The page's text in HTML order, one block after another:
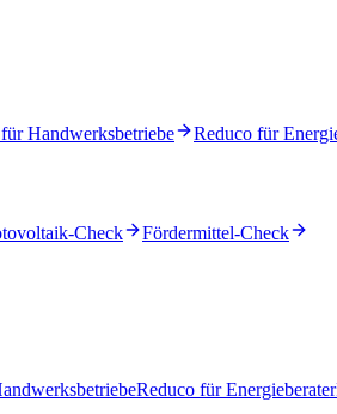
Handwerksbetriebe Reduco für
Check
Fördermittel-Check
Reduco für Energieberater